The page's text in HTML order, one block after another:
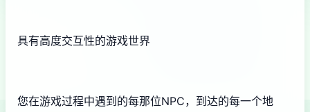
具有高度交互性的游戏世界
您在游戏过程中遇到的每那位NPC，到达的每一个地